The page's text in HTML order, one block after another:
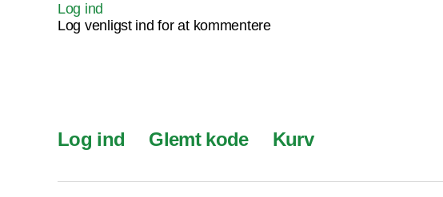
Log ind
Log venligst ind for at kommentere
Log ind Glemt kode Kurv